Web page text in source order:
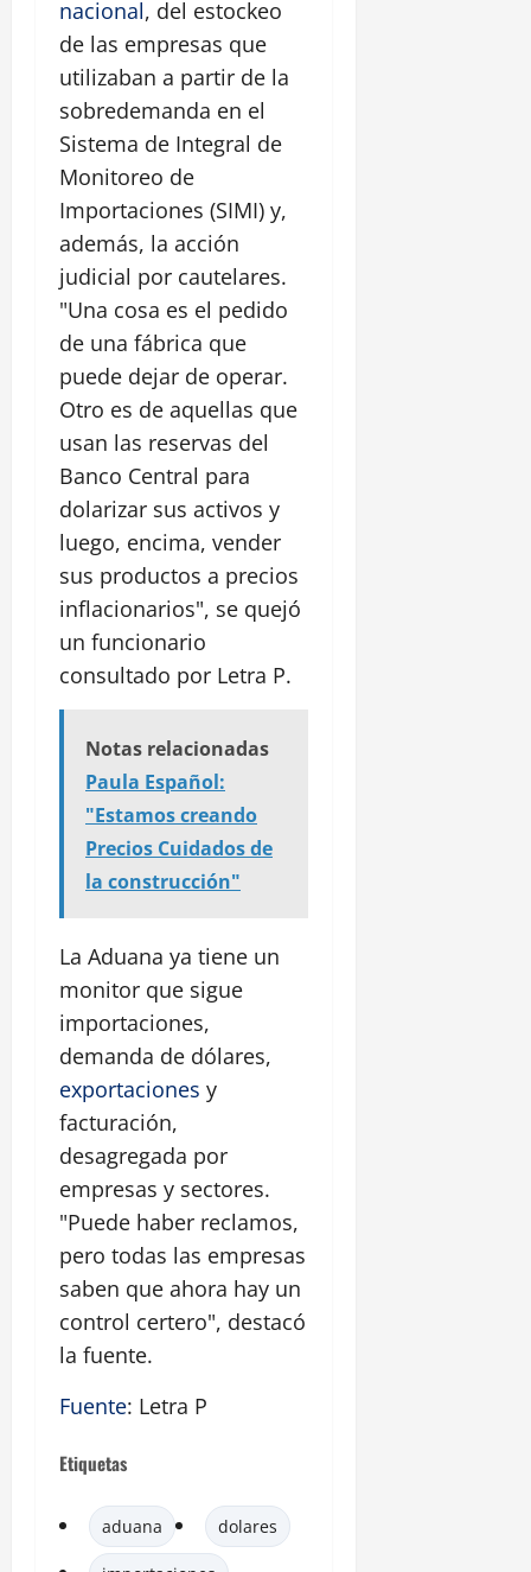
nacional, del estockeo
de las empresas que
utilizaban a partir de la
sobredemanda en el
Sistema de Integral de
Monitoreo de
Importaciones (SIMI) y,
además, la acción
judicial por cautelares.
"Una cosa es el pedido
de una fábrica que
puede dejar de operar.
Otro es de aquellas que
usan las reservas del
Banco Central para
dolarizar sus activos y
luego, encima, vender
sus productos a precios
inflacionarios", se quejó
un funcionario
consultado por Letra P.
Notas relacionadas
Paula Español:
"Estamos creando
Precios Cuidados de
la construcción"
La Aduana ya tiene un
monitor que sigue
importaciones,
demanda de dólares,
exportaciones y
facturación,
desagregada por
empresas y sectores.
"Puede haber reclamos,
pero todas las empresas
saben que ahora hay un
control certero", destacó
la fuente.
Fuente: Letra P
Etiquetas
aduana dolares